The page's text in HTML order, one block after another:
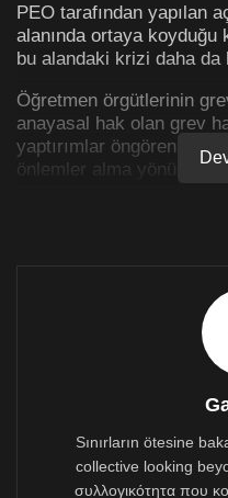
PEO tarafından yapılan
alanında ortaya
bu alandaki krizi daha
Öğretmen örgütlerinin
anayasal hak olan grev
yaptırımlar öngören suç
önlemler alma
karşısında sessiz
Sınırların ötesine
collective looking
συλλογικότητα που